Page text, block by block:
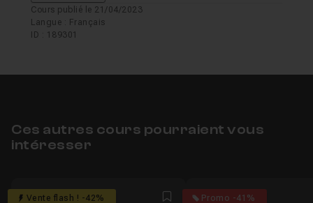
Cours publié le 21/04/2023
Langue : Français
ID : 189301
Ces autres cours pourraient vous
intéresser
Vente flash ! -42%
4.9444444444444 Promo -41%
4.746835443038